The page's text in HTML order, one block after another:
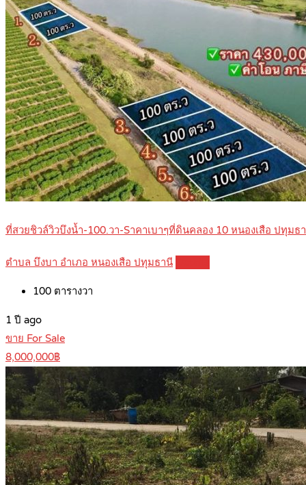
ที่สวยชิวล์วิวบึงน้ำ-100.วา-Sาคาเบาๆที่ดินคลอง 10 หนองเสือ ปทุมธ
ตำบล บึงบา อำเภอ หนองเสือ ปทุมธานี
100 ตารางวา
1 ปี ago
ขาย For Sale
8,000,000฿